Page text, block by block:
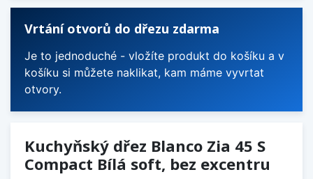
Vrtání otvorů do dřezu zdarma
Je to jednoduché - vložíte produkt do košíku a v
košíku si můžete naklikat, kam máme vyvrtat
otvory.
Kuchyňský dřez Blanco Zia 45 S
Compact Bílá soft, bez excentru